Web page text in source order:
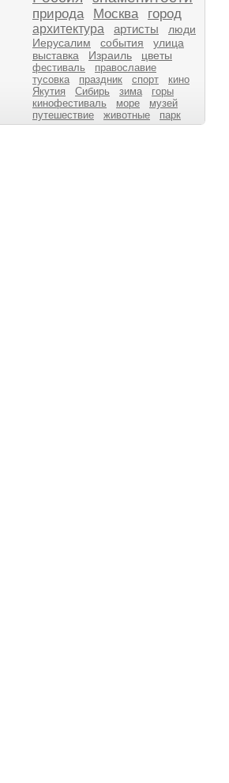
природа Москва город
архитектура артисты
люди
Иерусалим
события
улица
выставка
Израиль цветы
фестиваль
православие
тусовка
праздник спорт
кино
Якутия
Сибирь зима
горы
кинофестиваль
море
музей
путешествие
животные парк